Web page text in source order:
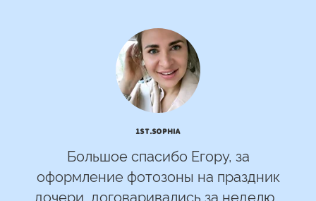
1st.Sophia
Большое спасибо Егору, за
оформление фотозоны на праздник
дочери, договаривались за неделю ,